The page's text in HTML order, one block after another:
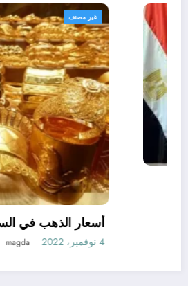
أهم الأخبار غير مصنف مصر
ومتناهى الصغر بجملة استثمارات 6 ملايين
نبض مصر الحره